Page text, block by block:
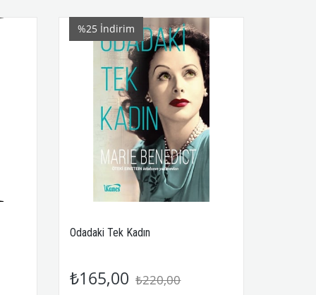
Odadaki Tek Kadın
₺165,00 ₺220,00
%25 İndirim